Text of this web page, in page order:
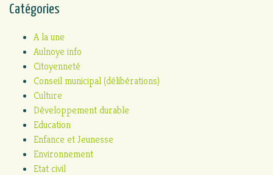
Catégories
A la une
Aulnoye info
Citoyenneté
Conseil municipal (délibérations)
Culture
Développement durable
Education
Enfance et Jeunesse
Environnement
Etat civil